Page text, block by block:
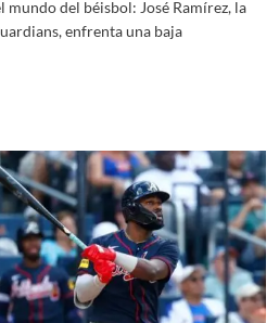
del béisbol: José Ramírez, la
enfrenta una baja